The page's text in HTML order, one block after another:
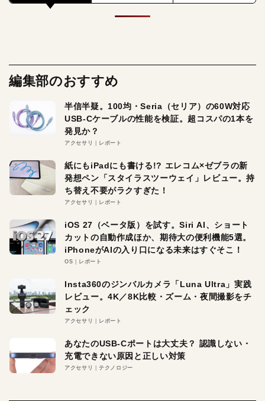
編集部のおすすめ
半信半疑。100均・Seria（セリア）の60W対応
USB-Cケーブルの性能を検証。超コスパの1本を
発見か？
アクセサリ レポート
紙にもiPadにも書ける!? エレコム×ゼブラの新
発想ペン「スタイラスツーウェイ」レビュー。持
ち替え不要がラクすぎた！
アクセサリ レポート
iOS 27（ベータ版）を試す。Siri AI、ショート
カットの自動作成ほか、期待大の便利機能5選。
iPhoneがAIの入り口になる未来はすぐそこ！
OS レポート
Insta360のジンバルカメラ「Luna Ultra」実践
レビュー。4K／8K比較・ズーム・夜間撮影をチ
ェック
アクセサリ レポート
あなたのUSB-Cポートは大丈夫？ 認識しない・
充電できない原因と正しい対策
アクセサリ テクノロジー